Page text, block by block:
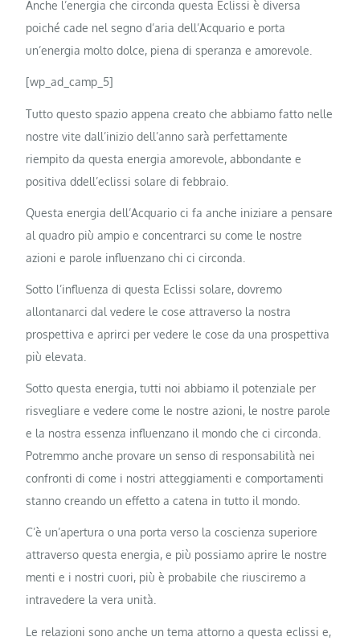
Anche l’energia che circonda questa Eclissi è diversa
poiché cade nel segno d’aria dell’Acquario e porta
un’energia molto dolce, piena di speranza e amorevole.
[wp_ad_camp_5]
Tutto questo spazio appena creato che abbiamo fatto nelle
nostre vite dall’inizio dell’anno sarà perfettamente
riempito da questa energia amorevole, abbondante e
positiva ddell’eclissi solare di febbraio.
Questa energia dell’Acquario ci fa anche iniziare a pensare
al quadro più ampio e concentrarci su come le nostre
azioni e parole influenzano chi ci circonda.
Sotto l’influenza di questa Eclissi solare, dovremo
allontanarci dal vedere le cose attraverso la nostra
prospettiva e aprirci per vedere le cose da una prospettiva
più elevata.
Sotto questa energia, tutti noi abbiamo il potenziale per
risvegliare e vedere come le nostre azioni, le nostre parole
e la nostra essenza influenzano il mondo che ci circonda.
Potremmo anche provare un senso di responsabilità nei
confronti di come i nostri atteggiamenti e comportamenti
stanno creando un effetto a catena in tutto il mondo.
C’è un’apertura o una porta verso la coscienza superiore
attraverso questa energia, e più possiamo aprire le nostre
menti e i nostri cuori, più è probabile che riusciremo a
intravedere la vera unità.
Le relazioni sono anche un tema attorno a questa eclissi e,